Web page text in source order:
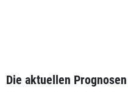
Die aktuellen